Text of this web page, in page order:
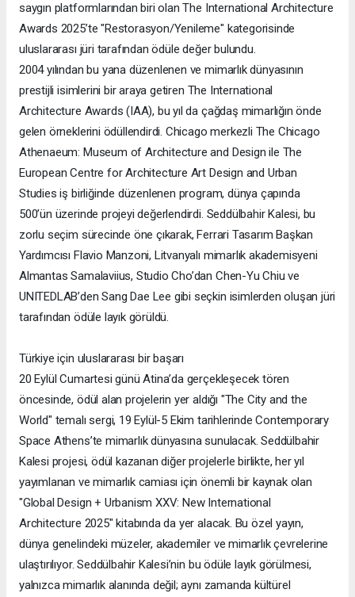
saygın platformlarından biri olan The International Architecture
Awards 2025’te "Restorasyon/Yenileme" kategorisinde
uluslararası jüri tarafından ödüle değer bulundu.
2004 yılından bu yana düzenlenen ve mimarlık dünyasının
prestijli isimlerini bir araya getiren The International
Architecture Awards (IAA), bu yıl da çağdaş mimarlığın önde
gelen örneklerini ödüllendirdi. Chicago merkezli The Chicago
Athenaeum: Museum of Architecture and Design ile The
European Centre for Architecture Art Design and Urban
Studies iş birliğinde düzenlenen program, dünya çapında
500’ün üzerinde projeyi değerlendirdi. Seddülbahir Kalesi, bu
zorlu seçim sürecinde öne çıkarak, Ferrari Tasarım Başkan
Yardımcısı Flavio Manzoni, Litvanyalı mimarlık akademisyeni
Almantas Samalaviius, Studio Cho’dan Chen-Yu Chiu ve
UNITEDLAB’den Sang Dae Lee gibi seçkin isimlerden oluşan jüri
tarafından ödüle layık görüldü.
Türkiye için uluslararası bir başarı
20 Eylül Cumartesi günü Atina’da gerçekleşecek tören
öncesinde, ödül alan projelerin yer aldığı "The City and the
World" temalı sergi, 19 Eylül-5 Ekim tarihlerinde Contemporary
Space Athens’te mimarlık dünyasına sunulacak. Seddülbahir
Kalesi projesi, ödül kazanan diğer projelerle birlikte, her yıl
yayımlanan ve mimarlık camiası için önemli bir kaynak olan
"Global Design + Urbanism XXV: New International
Architecture 2025" kitabında da yer alacak. Bu özel yayın,
dünya genelindeki müzeler, akademiler ve mimarlık çevrelerine
ulaştırılıyor. Seddülbahir Kalesi’nin bu ödüle layık görülmesi,
yalnızca mimarlık alanında değil; aynı zamanda kültürel